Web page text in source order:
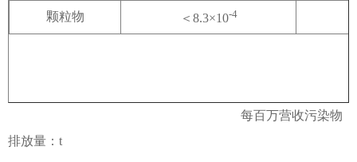
颗粒物 ＜8.3×10-4
每百万营收污染物
排放量：t